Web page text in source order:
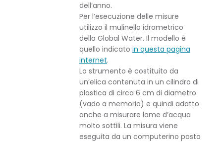
dell’anno.
Per l’esecuzione delle misure
utilizzo il mulinello idrometrico
della Global Water. Il modello è
quello indicato in questa pagina
internet.
Lo strumento è costituito da
un’elica contenuta in un cilindro di
plastica di circa 6 cm di diametro
(vado a memoria) e quindi adatto
anche a misurare lame d’acqua
molto sottili. La misura viene
eseguita da un computerino posto